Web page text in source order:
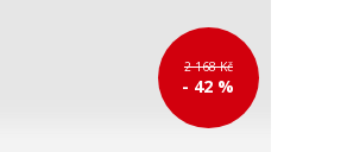
2 168 Kč
- 42 %